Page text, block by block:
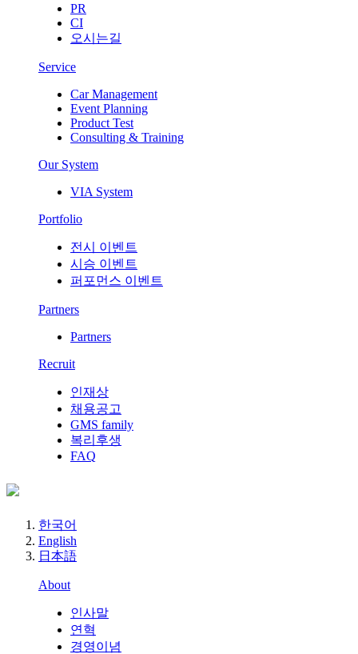
PR
CI
오시는길
Service
Car Management
Event Planning
Product Test
Consulting & Training
Our System
VIA System
Portfolio
전시 이벤트
시승 이벤트
퍼포먼스 이벤트
Partners
Partners
Recruit
인재상
채용공고
GMS family
복리후생
FAQ
한국어
English
日本語
About
인사말
연혁
경영이념